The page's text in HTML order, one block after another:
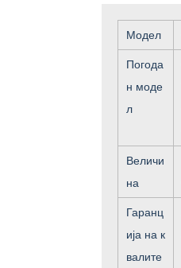
Модел
Погода
н моде
л
Величи
на
Гаранц
ија на к
валите